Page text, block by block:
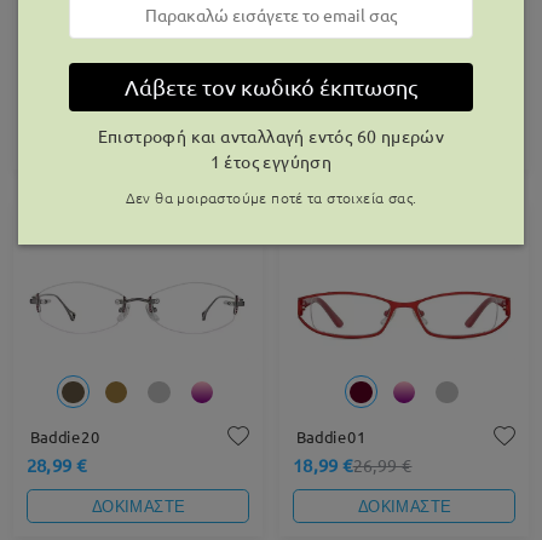
Baddie19
ΔΟΚΙΜΑΣΤΕ
25,99 €
ΔΟΚΙΜΑΣΤΕ
Baddie20
28,99 €
ΔΟΚΙΜΑΣΤΕ
Baddie01
18,99 €26,99 €
ΔΟΚΙΜΑΣΤΕ
Λάβετε τον κωδικό έκπτωσης
Επιστροφή και ανταλλαγή εντός 60 ημερών
1 έτος εγγύηση
Δεν θα μοιραστούμε ποτέ τα στοιχεία σας.